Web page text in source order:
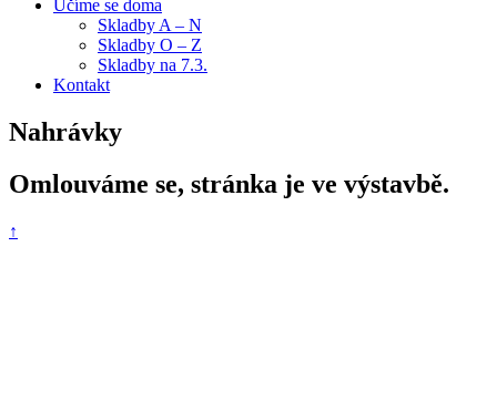
Učíme se doma
Skladby A – N
Skladby O – Z
Skladby na 7.3.
Kontakt
Nahrávky
Omlouváme se, stránka je ve výstavbě.
↑